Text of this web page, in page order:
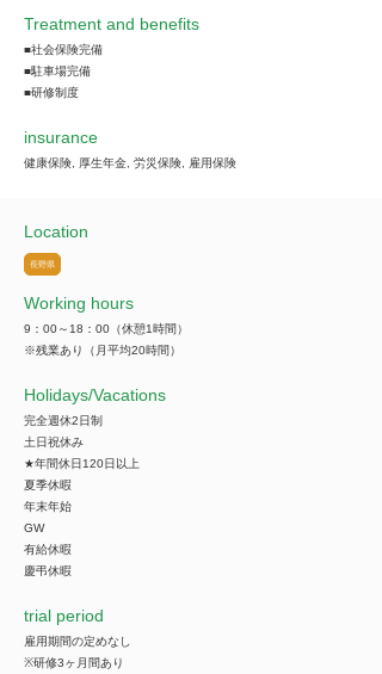
Treatment and benefits
■社会保険完備
■駐車場完備
■研修制度
insurance
健康保険, 厚生年金, 労災保険, 雇用保険
Location
長野県
Working hours
9：00～18：00（休憩1時間）
※残業あり（月平均20時間）
​Holidays/Vacations
完全週休2日制
土日祝休み
★年間休日120日以上
夏季休暇
年末年始
GW
有給休暇
慶弔休暇
trial period
雇用期間の定めなし
※研修3ヶ月間あり